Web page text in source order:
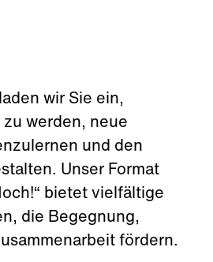
wir Sie ein,
werden, neue
und den
Unser Format
bietet vielfältige
die Begegnung,
fördern.